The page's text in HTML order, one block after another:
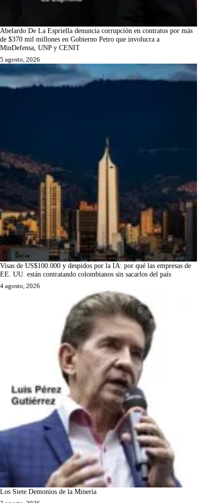
Abelardo De La Espriella denuncia corrupción en contratos por más
de $370 mil millones en Gobierno Petro que involucra a
MinDefensa, UNP y CENIT
5 agosto, 2026
Visas de US$100.000 y despidos por la IA: por qué las empresas de
EE. UU. están contratando colombianos sin sacarlos del país
4 agosto, 2026
Los Siete Demonios de la Minería